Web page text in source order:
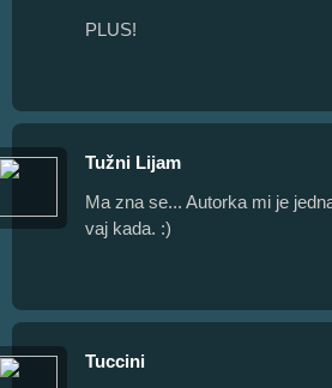
PLUS!
Tužni Lijam
Ma zna se... Autorka mi je
vaj kada. :)
Tuccini